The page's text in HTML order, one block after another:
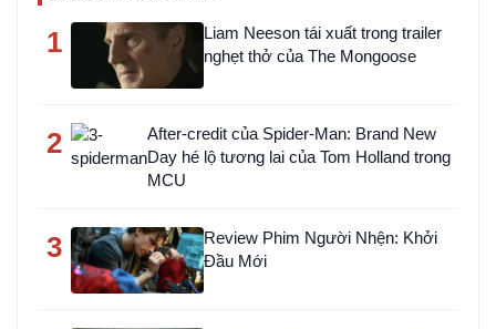
1
Liam Neeson tái xuất trong trailer
nghẹt thở của The Mongoose
2
After-credit của Spider-Man: Brand New
Day hé lộ tương lai của Tom Holland trong
MCU
3
Review Phim Người Nhện: Khởi
Đầu Mới